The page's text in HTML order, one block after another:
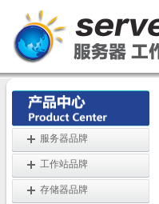
服务器品牌
工作站品牌
存储器品牌